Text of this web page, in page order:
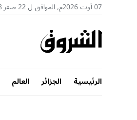
07 أوت 2026م, الموافق ل 22 صفر 1448هـ
الرئيسية الجزائر العالم